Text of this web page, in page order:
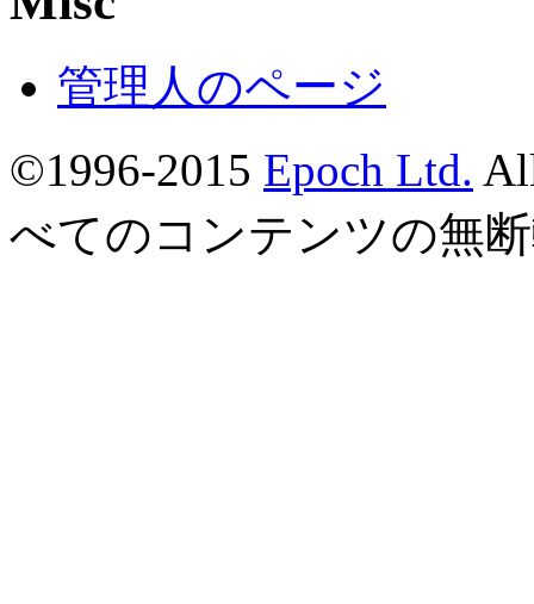
管理人のページ
©1996-2015 Epoch Ltd.
べてのコンテンツの無